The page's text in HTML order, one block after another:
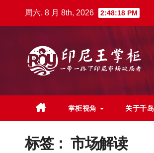
周六. 8 月 8th, 2026 2:48:19 PM
掌柜视角 关于千岛
标签： 市场解读